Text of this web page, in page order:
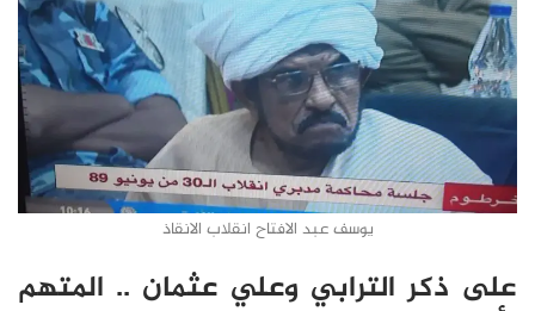
يوسف عبد الافتاح انقلاب الانقاذ
على ذكر الترابي وعلي عثمان .. المتهم